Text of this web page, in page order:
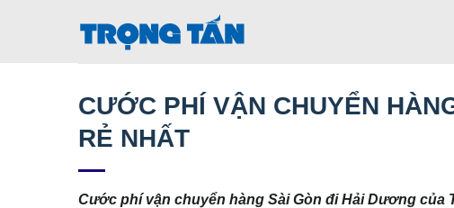
CƯỚC PHÍ VẬN CHUYỂN
RẺ NHẤT
Cước phí vận chuyển hàng Sài Gòn đi Hải Dương